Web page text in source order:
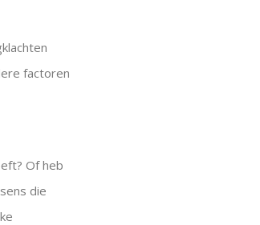
factoren
Of heb
die